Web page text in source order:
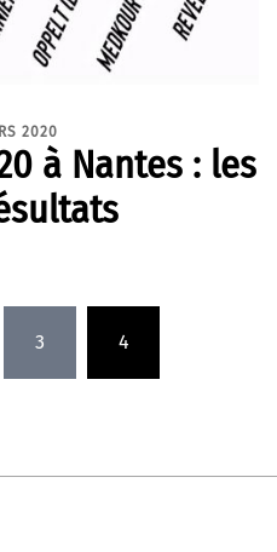
2020
à Nantes : les
3 4